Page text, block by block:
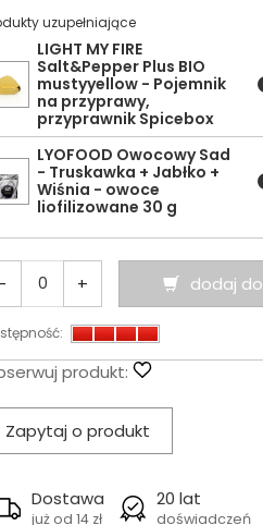
uzupełniające
LIGHT MY FIRE
Salt&Pepper Plus BIO
mustyyellow - Pojemnik
na przyprawy,
przyprawnik Spicebox
LYOFOOD Owocowy Sad
- Truskawka + Jabłko +
Wiśnia - owoce
liofilizowane 30 g
+ dodaj
produkt:
Zapytaj o produkt
Dostawa
już od 14 zł
20 lat
doświadczeń